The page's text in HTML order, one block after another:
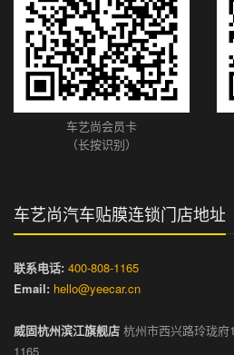
车艺尚会员卡
（长按识别）
车艺尚汽车贴膜连锁门店地址
联系电话: 400-808-1165
Email: hello@yeecar.cn
威固杭州滨江旗舰店 杭州市西兴路玲珑府
1165